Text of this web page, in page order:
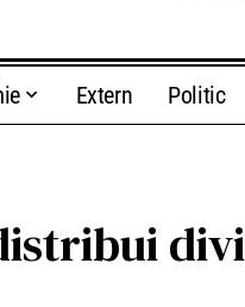
Extern Politic